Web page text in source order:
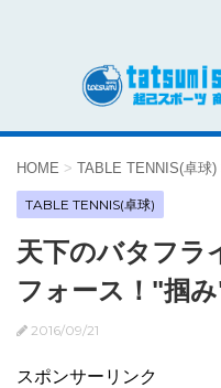
HOME > TABLE TENNIS(卓球)
TABLE TENNIS(卓球)
天下のバタフラ
フォース！"掴み
2016/09/21
スポンサーリンク